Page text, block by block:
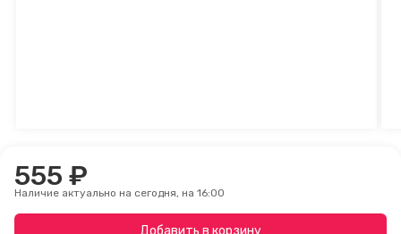
555 ₽
Наличие актуально на сегодня, на 16:00